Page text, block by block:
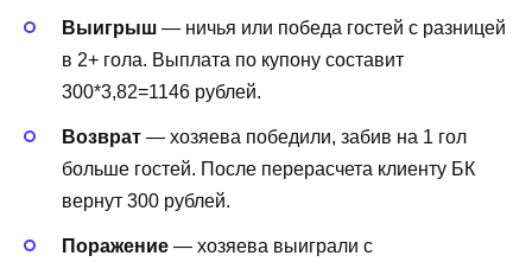
Выигрыш — ничья или победа гостей с разницей
в 2+ гола. Выплата по купону составит
300*3,82=1146 рублей.
Возврат — хозяева победили, забив на 1 гол
больше гостей. После перерасчета клиенту БК
вернут 300 рублей.
Поражение — хозяева выиграли с